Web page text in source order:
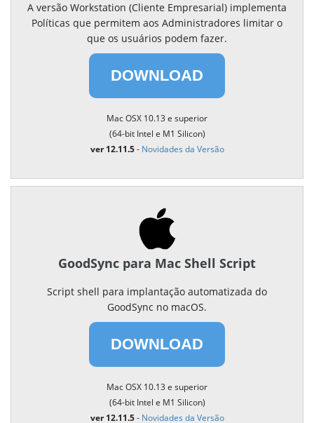
A versão Workstation (Cliente Empresarial) implementa
Políticas que permitem aos Administradores limitar o
que os usuários podem fazer.
DOWNLOAD
Mac OSX 10.13 e superior
(64-bit Intel e M1 Silicon)
ver 12.11.5- Novidades da Versão
GoodSync para Mac Shell Script
Script shell para implantação automatizada do
GoodSync no macOS.
DOWNLOAD
Mac OSX 10.13 e superior
(64-bit Intel e M1 Silicon)
ver 12.11.5- Novidades da Versão